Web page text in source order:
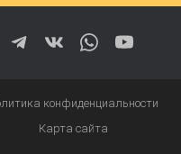
конфиденциальности
Карта сайта